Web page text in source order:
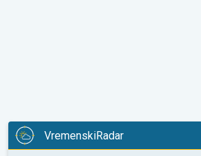
VremenskiRadar